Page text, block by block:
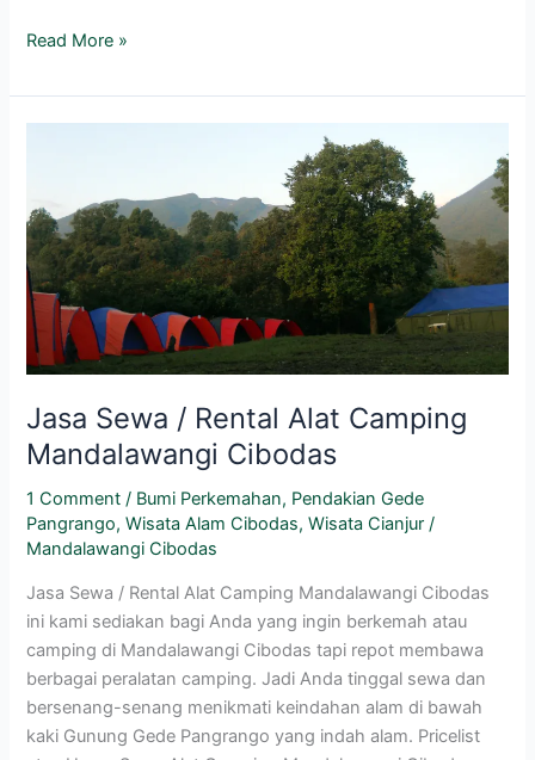
Read More »
Jasa Sewa / Rental Alat Camping
Mandalawangi Cibodas
1 Comment / Bumi Perkemahan, Pendakian Gede
Pangrango,Wisata Alam Cibodas,Wisata Cianjur /
Mandalawangi Cibodas
Jasa Sewa / Rental Alat Camping Mandalawangi Cibodas
ini kami sediakan bagi Anda yang ingin berkemah atau
camping di Mandalawangi Cibodas tapi repot membawa
berbagai peralatan camping. Jadi Anda tinggal sewa dan
bersenang-senang menikmati keindahan alam di bawah
kaki Gunung Gede Pangrango yang indah alam. Pricelist
Rental
Alat
Camping
Mandalawangi
Cibodas